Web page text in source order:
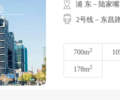
浦 东－陆家嘴
2号线－东昌
700m2
178m2